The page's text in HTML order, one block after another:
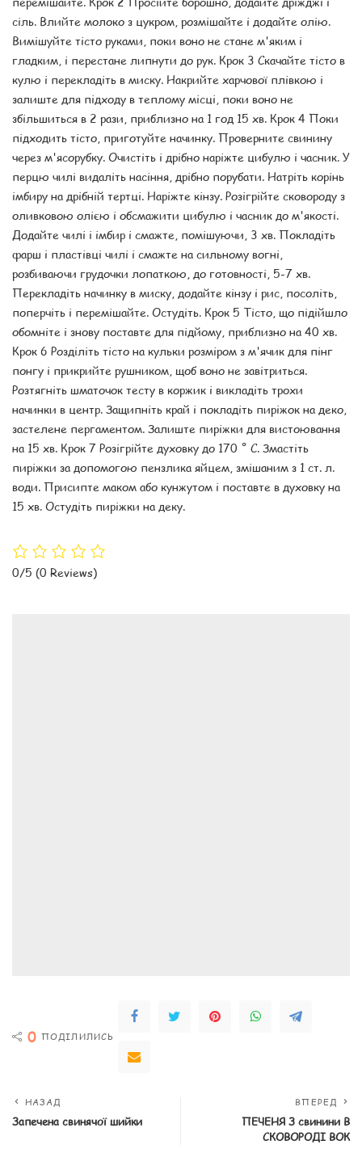
сіль. Влийте молоко з цукром, розмішайте і додайте олію.
Вимішуйте тісто руками, поки воно не стане м'яким і
гладким, і перестане липнути до рук. Крок 3 Скачайте тісто в
кулю і перекладіть в миску. Накрийте харчової плівкою і
залиште для підходу в теплому місці, поки воно не
збільшиться в 2 рази, приблизно на 1 год 15 хв. Крок 4 Поки
підходить тісто, приготуйте начинку. Проверните свинину
через м'ясорубку. Очистіть і дрібно наріжте цибулю і часник. У
перцю чилі видаліть насіння, дрібно порубати. Натріть корінь
імбиру на дрібній тертці. Наріжте кінзу. Розігрійте сковороду з
оливковою олією і обсмажити цибулю і часник до м'якості.
Додайте чилі і імбир і смажте, помішуючи, 3 хв. Покладіть
фарш і пластівці чилі і смажте на сильному вогні,
розбиваючи грудочки лопаткою, до готовності, 5-7 хв.
Перекладіть начинку в миску, додайте кінзу і рис, посоліть,
поперчіть і перемішайте. Остудіть. Крок 5 Тісто, що підійшло
обомніте і знову поставте для підйому, приблизно на 40 хв.
Крок 6 Розділіть тісто на кульки розміром з м'ячик для пінг
понгу і прикрийте рушником, щоб воно не завітриться.
Розтягніть шматочок тесту в коржик і викладіть трохи
начинки в центр. Защипніть край і покладіть пиріжок на деко,
застелене пергаментом. Залиште пиріжки для вистоювання
на 15 хв. Крок 7 Розігрійте духовку до 170 ˚ С. Змастіть
пиріжки за допомогою пензлика яйцем, змішаним з 1 ст. л.
води. Присипте маком або кунжутом і поставте в духовку на
15 хв. Остудіть пиріжки на деку.
0/5 (0 Reviews)
0 ПОДІЛИЛИСЬ
НАЗАД
Запечена свинячої шийки
ВПЕРЕД
ПЕЧЕНЯ З свинини В
СКОВОРОДІ ВОК